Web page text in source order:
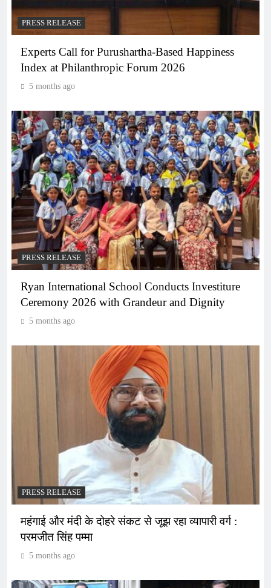
PRESS RELEASE
Experts Call for Purushartha-Based Happiness
Index at Philanthropic Forum 2026
5 months ago
PRESS RELEASE
Ryan International School Conducts Investiture
Ceremony 2026 with Grandeur and Dignity
5 months ago
PRESS RELEASE
महंगाई और मंदी के दोहरे संकट से जूझ रहा व्यापारी वर्ग :
परमजीत सिंह पम्मा
5 months ago